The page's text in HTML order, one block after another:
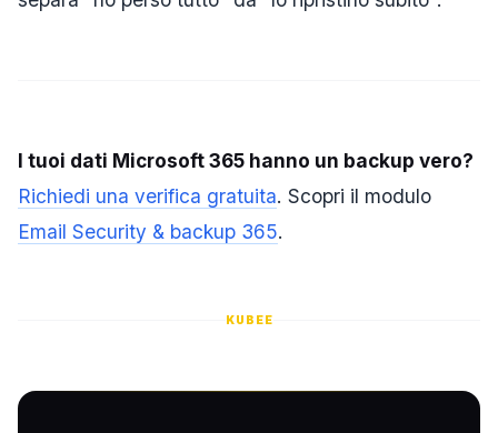
I tuoi dati Microsoft 365 hanno un backup vero?
Richiedi una verifica gratuita. Scopri il modulo
Email Security & backup 365.
KUBEE